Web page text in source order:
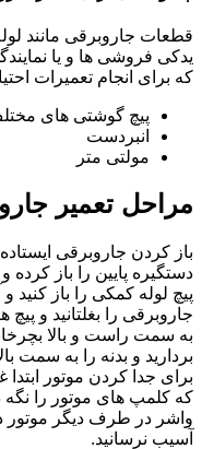
قطعات جاروبرقی مانند
یدکی فروشی ها و یا
که برای انجام تعمیرات
پیچ گوشتی های
انبردست
مولتی متر
مراحل تعمیر
باز کردن جاروبرقی
دستگیره پایین را باز
پیچ لوله کمکی را باز کنید و
جاروبرقی را بغلتانید و پیچ
به سمت راست و بالا
بردارید و بدنه را به سمت
برای جدا کردن موتور
که کلمپ های موتور را نگه
واشر در طرف دیگر موتور
آسیب نرسانید.